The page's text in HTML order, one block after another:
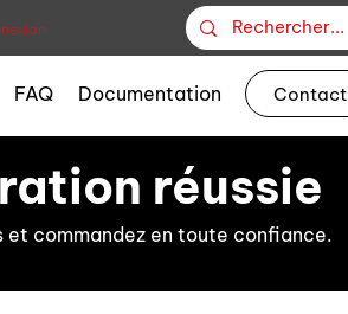
FAQ Documentation Contact
réussie
et commandez en toute confiance.